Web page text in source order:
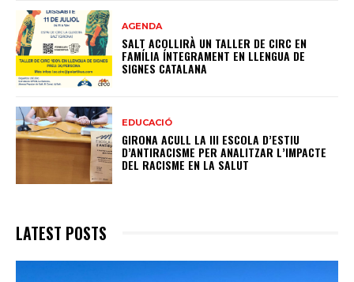
AGENDA
SALT ACOLLIRÀ UN TALLER DE CIRC EN
FAMÍLIA ÍNTEGRAMENT EN LLENGUA DE
SIGNES CATALANA
EDUCACIÓ
GIRONA ACULL LA III ESCOLA D’ESTIU
D’ANTIRACISME PER ANALITZAR L’IMPACTE
DEL RACISME EN LA SALUT
LATEST POSTS